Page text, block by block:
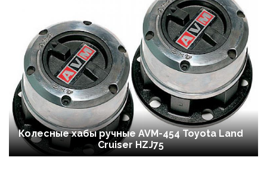
Колесные хабы ручные AVM-454 Toyota Land
Cruiser HZJ75